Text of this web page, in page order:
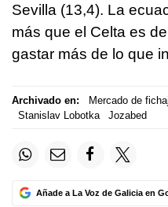
Sevilla (13,4). La
más que el Celta es
gastar más de lo que
Archivado en: Mercado de
Stanislav Lobotka
Jozabed
Añade a La Voz de Galicia en